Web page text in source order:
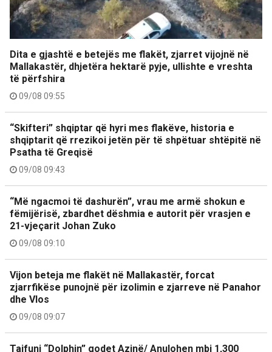
Dita e gjashtë e betejës me flakët, zjarret vijojnë në
Mallakastër, dhjetëra hektarë pyje, ullishte e vreshta
të përfshira
09/08 09:55
“Skifteri” shqiptar që hyri mes flakëve, historia e
shqiptarit që rrezikoi jetën për të shpëtuar shtëpitë në
Psatha të Greqisë
09/08 09:43
“Më ngacmoi të dashurën”, vrau me armë shokun e
fëmijërisë, zbardhet dëshmia e autorit për vrasjen e
21-vjeçarit Johan Zuko
09/08 09:10
Vijon beteja me flakët në Mallakastër, forcat
zjarrfikëse punojnë për izolimin e zjarreve në Panahor
dhe Vlos
09/08 09:07
Tajfuni “Dolphin” godet Azinë/ Anulohen mbi 1,300